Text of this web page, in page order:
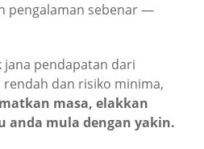
pengalaman sebenar —
jana pendapatan dari
dan risiko minima,
masa, elakkan
anda mula dengan yakin.